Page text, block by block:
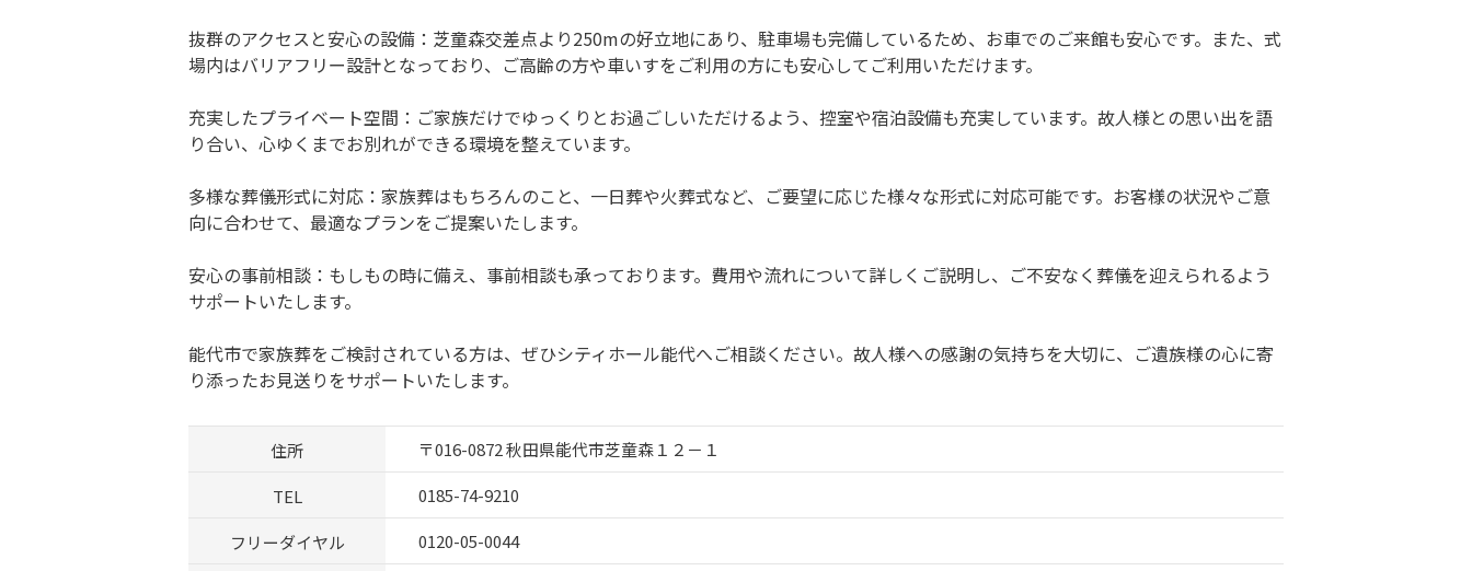
抜群のアクセスと安心の設備：芝童森交差点より250mの好立地にあり、駐車場も完備しているため、お車でのご来館も安心です。また、式
場内はバリアフリー設計となっており、ご高齢の方や車いすをご利用の方にも安心してご利用いただけます。
充実したプライベート空間：ご家族だけでゆっくりとお過ごしいただけるよう、控室や宿泊設備も充実しています。故人様との思い出を語
り合い、心ゆくまでお別れができる環境を整えています。
多様な葬儀形式に対応：家族葬はもちろんのこと、一日葬や火葬式など、ご要望に応じた様々な形式に対応可能です。お客様の状況やご意
向に合わせて、最適なプランをご提案いたします。
安心の事前相談：もしもの時に備え、事前相談も承っております。費用や流れについて詳しくご説明し、ご不安なく葬儀を迎えられるよう
サポートいたします。
能代市で家族葬をご検討されている方は、ぜひシティホール能代へご相談ください。故人様への感謝の気持ちを大切に、ご遺族様の心に寄
り添ったお見送りをサポートいたします。
住所
〒016-0872 秋田県能代市芝童森１２－１
TEL
0185-74-9210
フリーダイヤル
0120-05-0044